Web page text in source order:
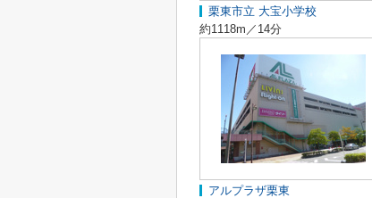
栗東市立 大宝小学校
約1118m／14分
アルプラザ栗東